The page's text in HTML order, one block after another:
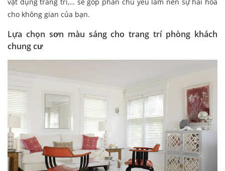
cho không gian của bạn.
Lựa chọn sơn màu sáng cho trang trí phòng khách
chung cư